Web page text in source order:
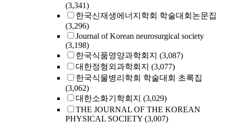
(3,341)
한국신재생에너지학회 학술대회논문집
(3,296)
Journal of Korean neurosurgical society
(3,198)
한국식품영양과학회지 (3,087)
대한정형외과학회지 (3,077)
한국식물병리학회 학술대회 초록집
(3,062)
대한소화기학회지 (3,029)
THE JOURNAL OF THE KOREAN
PHYSICAL SOCIETY (3,007)